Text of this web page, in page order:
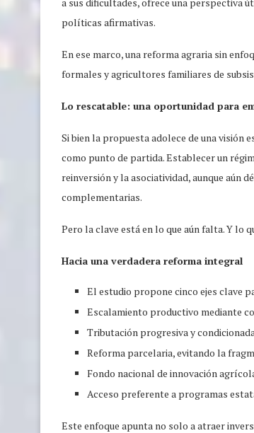
políticas afirmativas.
En ese marco, una reforma agraria sin
formales y agricultores familiares de
Lo rescatable: una oportunidad para
Si bien la propuesta adolece de una
como punto de partida. Establecer un
reinversión y la asociatividad, aunque aún
complementarias.
Pero la clave está en lo que aún falta. Y lo
Hacia una verdadera reforma integral
El estudio propone cinco ejes clave
Escalamiento productivo mediante
Tributación progresiva y
Reforma parcelaria, evitando la
Fondo nacional de innovación
Acceso preferente a programas
Este enfoque apunta no solo a atraer